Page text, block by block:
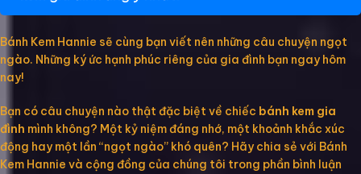
Bánh Kem Hannie sẽ cùng bạn viết nên những câu chuyện ngọt
ngào. Những ký ức hạnh phúc riêng của gia đình bạn ngay hôm
nay!
Bạn có câu chuyện nào thật đặc biệt về chiếc bánh kem gia
đình mình không? Một kỷ niệm đáng nhớ, một khoảnh khắc xúc
động hay một lần “ngọt ngào” khó quên? Hãy chia sẻ với Bánh
Kem Hannie và cộng đồng của chúng tôi trong phần bình luận